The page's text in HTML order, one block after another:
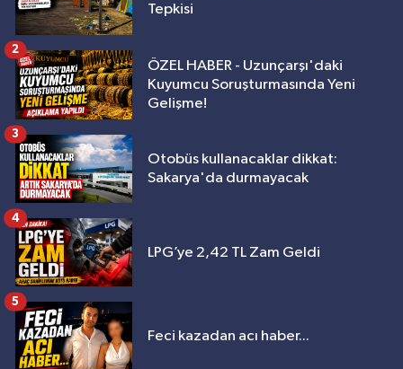
Tepkisi
ÖZEL HABER - Uzunçarşı'daki
Kuyumcu Soruşturmasında Yeni
Gelişme!
2
Otobüs kullanacaklar dikkat:
Sakarya'da durmayacak
3
LPG’ye 2,42 TL Zam Geldi
4
Feci kazadan acı haber...
5